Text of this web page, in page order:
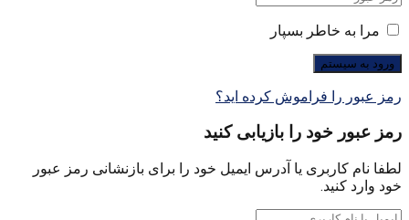
مرا به خاطر بسپار
رمز عبور را فراموش کرده اید؟
رمز عبور خود را بازیابی کنید
لطفا نام کاربری یا آدرس ایمیل خود را برای بازنشانی رمز عبور
خود وارد کنید.